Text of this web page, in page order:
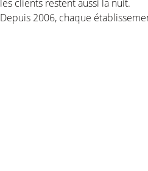
les clients restent aussi la nuit.
Depuis 2006, chaque